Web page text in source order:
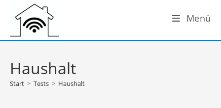
Inhalt
springen
Menü
Haushalt
Start > Tests > Haushalt